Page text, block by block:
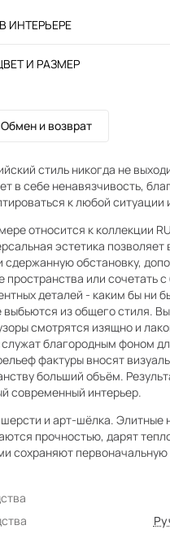
ИНТЕРЬЕРЕ
И РАЗМЕР
Обмен и возврат
стиль никогда не
в себе ненавязчивость,
к любой ситуации
относится к коллекции
эстетика позволяет
сдержанную обстановку,
или сочетать
деталей - каким бы ни
выбьются из общего стиля.
смотрятся изящно и
благородным фоном
фактуры вносят
больший объём.
современный интерьер.
и арт-шёлка. Элитные
прочностью, дарят
сохраняют первоначальную